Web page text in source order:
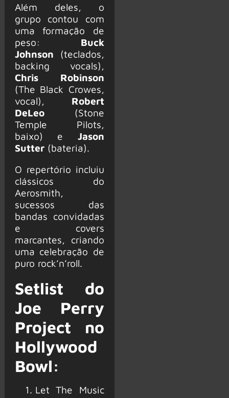
Além deles, o
grupo contou com
uma formação de
peso: Buck
Johnson (teclados,
backing vocals),
Chris Robinson
(The Black Crowes,
vocal), Robert
DeLeo(Stone
Temple Pilots,
baixo) e Jason
Sutter(bateria).
O repertório incluiu
clássicos do
Aerosmith,
sucessos das
bandas convidadas
e covers
marcantes, criando
uma celebração de
puro rock’n’roll.
Setlist do
Joe Perry
Project no
Hollywood
Bowl:
Let The Music